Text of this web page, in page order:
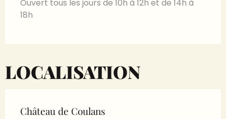
Ouvert tous les jours de 10h à 12h et de 14h à
18h
LOCALISATION
Château de Coulans